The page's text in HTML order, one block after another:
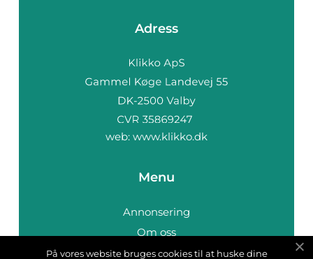
Adress
web: www.klikko.dk
Menu
Annonsering
Om oss
Cookies
På vores website bruges cookies til at huske dine